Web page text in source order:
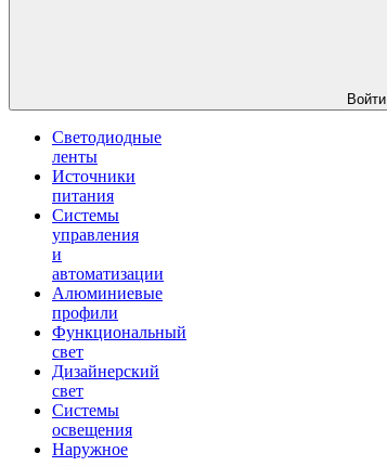
Войти
Светодиодные
ленты
Источники
питания
Системы
управления
и
автоматизации
Алюминиевые
профили
Функциональный
свет
Дизайнерский
свет
Системы
освещения
Наружное